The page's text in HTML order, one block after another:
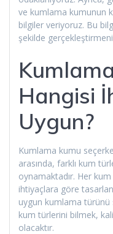
ve kumlama kumunun
bilgiler veriyoruz. Bu
şekilde
Hangisi
Uygun?
Kumlama kumu
arasında, farklı kum
oynamaktadır. Her
ihtiyaçlara göre
uygun kumlama türünü
kum türlerini bilmek,
olacaktır.